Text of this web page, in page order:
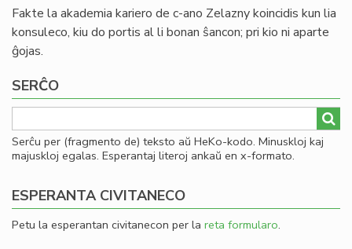
Fakte la akademia kariero de c-ano Zelazny koincidis kun lia
konsuleco, kiu do portis al li bonan ŝancon; pri kio ni aparte
ĝojas.
SERĈO
Serĉu per (fragmento de) teksto aŭ HeKo-kodo. Minuskloj kaj
majuskloj egalas. Esperantaj literoj ankaŭ en x-formato.
ESPERANTA CIVITANECO
Petu la esperantan civitanecon per la reta formularo.